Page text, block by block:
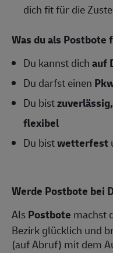
dich fit für die
Was du als
Du kannst dichauf
Du darfst einen
Du bistzuverlässig,
flexibel
Du bistwetterfest
Werde Postbote bei
AlsPostbote machst
Bezirk glücklich und
(auf Abruf) mit dem